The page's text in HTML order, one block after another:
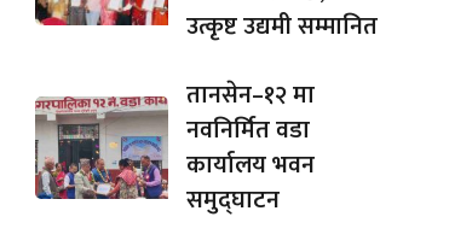
उत्कृष्ट उद्यमी सम्मानित
तानसेन–१२ मा
नवनिर्मित वडा
कार्यालय भवन
समुद्घाटन